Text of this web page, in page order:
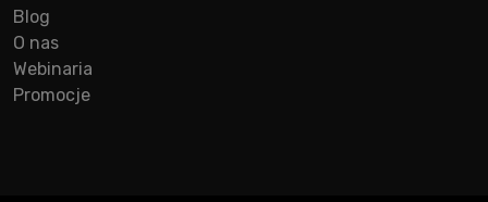
Blog
O nas
Webinaria
Promocje